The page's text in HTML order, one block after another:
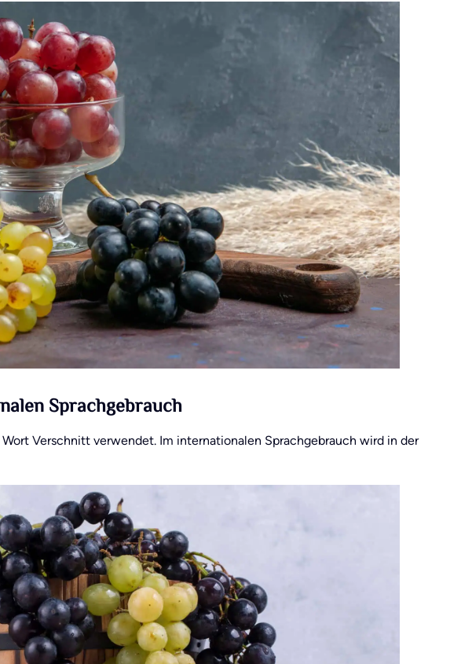
Sprachgebrauch
Verschnitt verwendet. Im internationalen Sprachgebrauch wird in der